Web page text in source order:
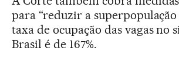
para “reduzir a
taxa de ocupação das vagas no
Brasil é de 167%.